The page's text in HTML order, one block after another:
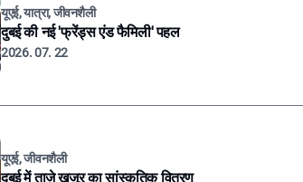
यूएई, यात्रा, जीवनशैली
दुबई की नई 'फ्रेंड्स एंड फैमिली' पहल
2026. 07. 22
यूएई, जीवनशैली
दुबई में ताज़े खजूर का सांस्कृतिक वितरण